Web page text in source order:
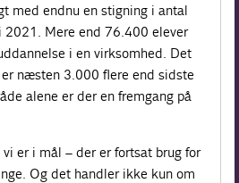
med endnu en stigning i antal
Mere end 76.400 elever
i en virksomhed. Det
næsten 3.000 flere end sidste
alene er der en fremgang på
er i mål – der er fortsat brug for
Og det handler ikke kun om